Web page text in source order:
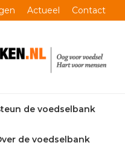
Actueel Contact
de voedselbank
de voedselbank